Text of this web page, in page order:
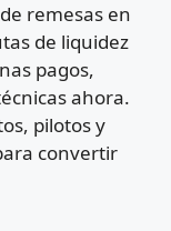
remesas en
de liquidez
pagos,
ahora.
pilotos y
convertir